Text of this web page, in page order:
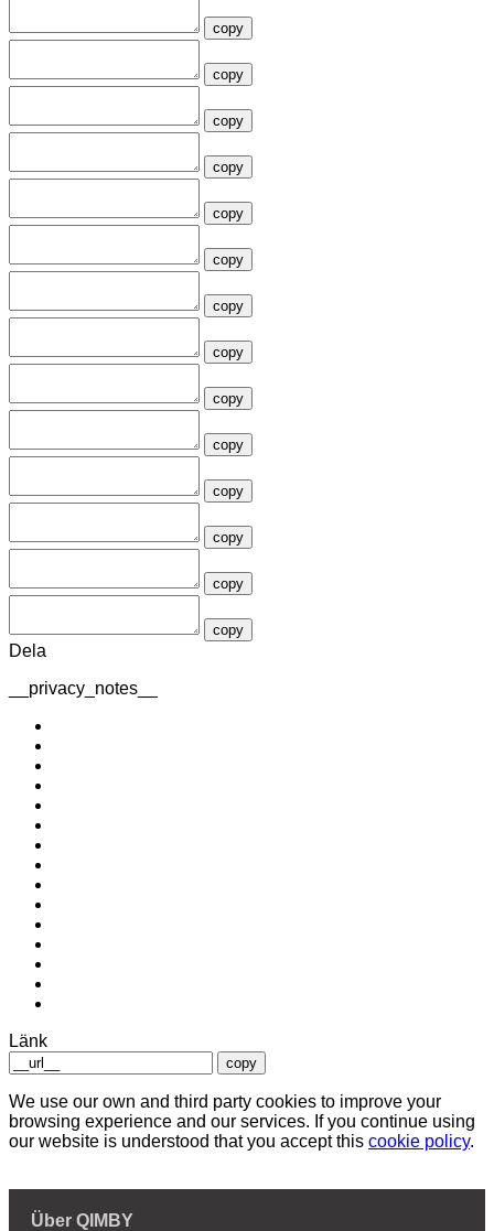
copy
copy
copy
copy
copy
copy
copy
copy
copy
copy
copy
copy
copy
copy
Dela
__privacy_notes__
Länk
copy
We use our own and third party cookies to improve your
browsing experience and our services. If you continue using
our website is understood that you accept this cookie policy.
Über QIMBY